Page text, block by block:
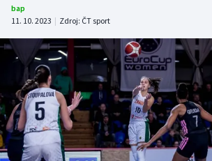
Atletika
Cyklistika
DALŠÍ SPORTY
Americký fotbal
Baseball a softbal
NEPŘEHLÉDNĚTE
Soutěže
bap
11. 10. 2023 | Zdroj: ČT sport